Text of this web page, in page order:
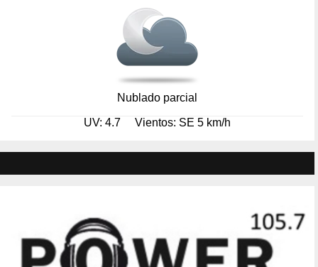
Nublado parcial
UV: 4.7 Vientos: SE 5 km/h